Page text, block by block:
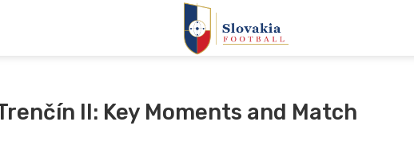
II: Key Moments and Match